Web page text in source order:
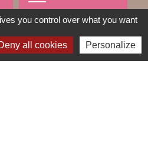
account_balance
you control over what you want
all cookies Personalize